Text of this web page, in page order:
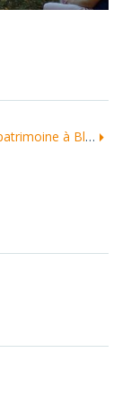
Journée du patrimoine à Blessac-Samedi 19 septembre